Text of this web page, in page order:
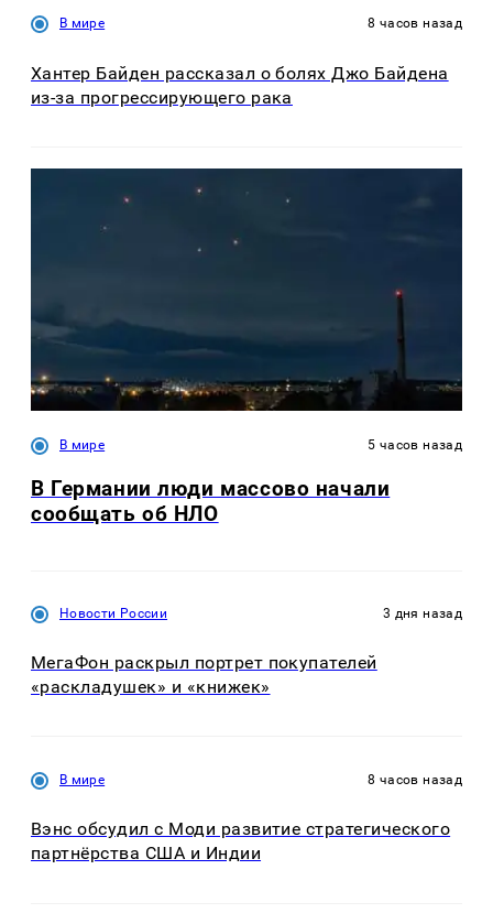
В мире 8 часов назад
Хантер Байден рассказал о болях Джо Байдена
из-за прогрессирующего рака
В мире 5 часов назад
В Германии люди массово начали
сообщать об НЛО
Новости России 3 дня назад
МегаФон раскрыл портрет покупателей
«раскладушек» и «книжек»
В мире 8 часов назад
Вэнс обсудил с Моди развитие стратегического
партнёрства США и Индии